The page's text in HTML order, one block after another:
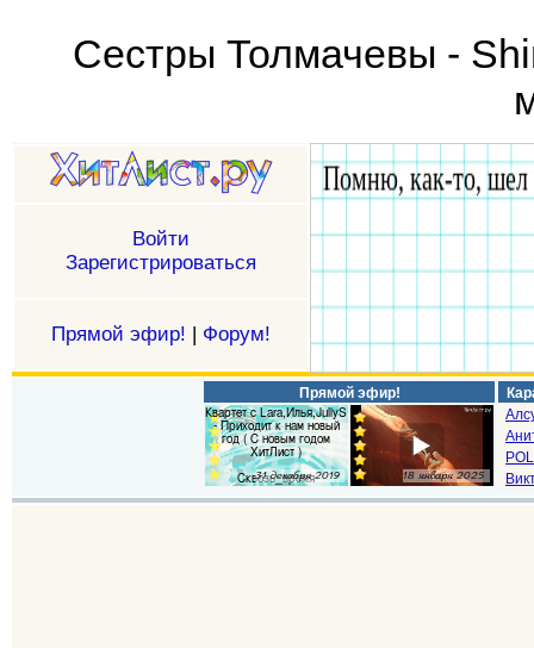
Сестры Толмачевы -
Войти
Зарегистрироваться
Прямой эфир! | Форум!
Прямой эфир!